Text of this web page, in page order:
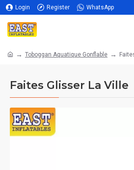
Login Register WhatsApp
Toboggan Aquatique Gonflable
Faites Glisser La Ville